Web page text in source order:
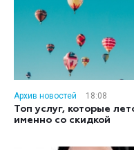
Архив новостей
18:08
Топ услуг, которые
именно со скидкой